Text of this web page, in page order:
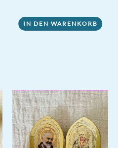
IN DEN WARENKORB